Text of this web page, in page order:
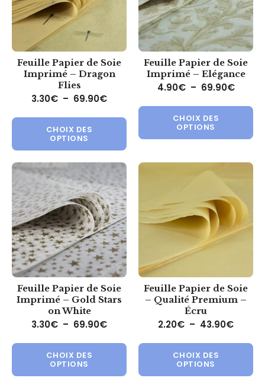
Feuille Papier de Soie
Imprimé – Dragon
Flies
3.30€ – 69.90€Plage de prix : 3.30€ à 69.90€
CHOIX DES
OPTIONS
Ce produit a plusieurs
Feuille Papier de Soie
Imprimé – Elégance
4.90€ – 69.90€Plage
CHOIX DES
OPTIONS
Feuille Papier de Soie
Imprimé – Gold Stars
on White
3.30€ – 69.90€Plage de prix : 3.30€ à 69.90€
CHOIX DES
OPTIONS
Ce produit a plusieurs
Feuille Papier de Soie
– Qualité Premium –
Écru
2.20€ – 43.90€Plage
CHOIX DES
OPTIONS